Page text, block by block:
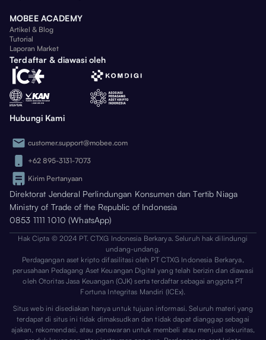
MOBEE ACADEMY
Artikel & Blog
Tutorial
Laporan Market
Terdaftar & diawasi oleh
Hubungi Kami
customer.support@mobee.com
+62 895-3131-7073
Kirim Pertanyaan
Direktorat Jenderal Perlindungan Konsumen dan Tertib Niaga
Ministry of Trade of the Republic of Indonesia
0853 1111 1010 (WhatsApp)
Hak Cipta © 2024 PT. CTXG Indonesia Berkarya. Seluruh hak dilindungi
undang-undang.
Perdagangan aset kripto difasilitasi oleh PT CTXG Indonesia Berkarya,
perusahaan Pedagang Aset Keuangan Digital yang telah berizin dan diawasi
oleh Otoritas Jasa Keuangan (OJK) serta terdaftar sebagai anggota PT
Fortuna Integritas Mandiri (ICEx).
Situs web ini disediakan hanya untuk tujuan informasi. Seluruh materi yang
terdapat di situs ini tidak dimaksudkan dan tidak dapat dianggap sebagai
ajakan, rekomendasi, atau penawaran untuk membeli atau menjual sekuritas,